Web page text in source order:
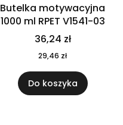
Butelka motywacyjna
1000 ml RPET V1541-03
36,24 zł
29,46 zł
Do koszyka